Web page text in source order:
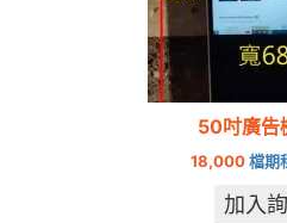
50吋廣告
18,000檔期
加入